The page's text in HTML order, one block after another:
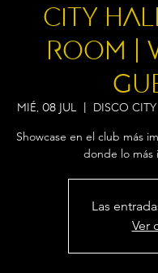
City
ROOM |
mié, 08 jul
DISCO
Showcase en el club más
donde lo más
Las
Ver